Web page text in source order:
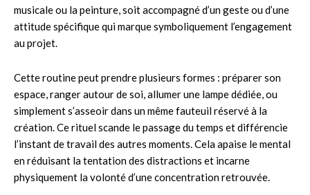
musicale ou la peinture, soit accompagné d’un geste ou d’une
attitude spécifique qui marque symboliquement l’engagement
au projet.
Cette routine peut prendre plusieurs formes : préparer son
espace, ranger autour de soi, allumer une lampe dédiée, ou
simplement s’asseoir dans un même fauteuil réservé à la
création. Ce rituel scande le passage du temps et différencie
l’instant de travail des autres moments. Cela apaise le mental
en réduisant la tentation des distractions et incarne
physiquement la volonté d’une concentration retrouvée.